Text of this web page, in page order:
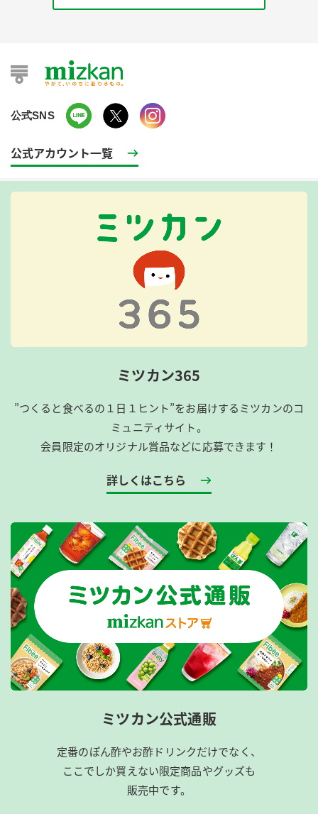
公式SNS
公式アカウント一覧
ミツカン365
”つくると食べるの１日１ヒント”をお届けするミツカンのコ
ミュニティサイト。
会員限定のオリジナル賞品などに応募できます！
詳しくはこちら
ミツカン公式通販
定番のぽん酢やお酢ドリンクだけでなく、
ここでしか買えない限定商品やグッズも
販売中です。